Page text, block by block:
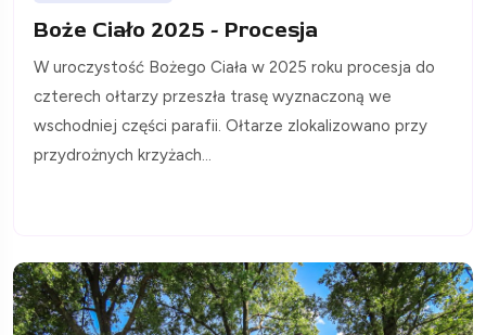
Boże Ciało 2025 - Procesja
W uroczystość Bożego Ciała w 2025 roku procesja do
czterech ołtarzy przeszła trasę wyznaczoną we
wschodniej części parafii. Ołtarze zlokalizowano przy
przydrożnych krzyżach...